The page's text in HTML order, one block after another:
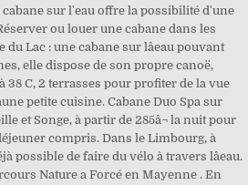
cabane sur l'eau offre la possibilité d'une
ou louer une cabane dans les
Lac : une cabane sur lâeau pouvant
elle dispose de son propre canoë,
à 38 C, 2 terrasses pour profiter de la vue
petite cuisine. Cabane Duo Spa sur
et Songe, à partir de 285â¬ la nuit pour
compris. Dans le Limbourg, à
possible de faire du vélo à travers lâeau.
Nature a Forcé en Mayenne . En